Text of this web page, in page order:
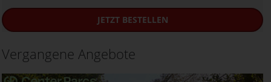
JETZTBESTELLEN
Vergangene Angebote